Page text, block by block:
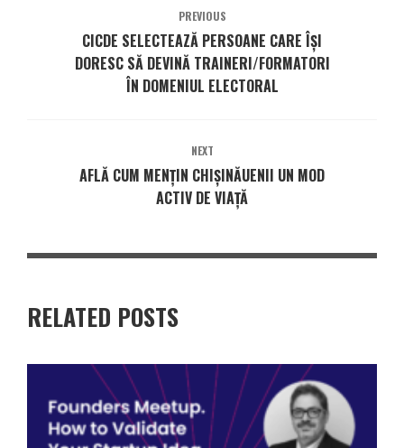
PREVIOUS
CICDE SELECTEAZĂ PERSOANE CARE ÎȘI
DORESC SĂ DEVINĂ TRAINERI/FORMATORI
ÎN DOMENIUL ELECTORAL
NEXT
AFLĂ CUM MENŢIN CHIŞINĂUENII UN MOD
ACTIV DE VIAŢĂ
RELATED POSTS